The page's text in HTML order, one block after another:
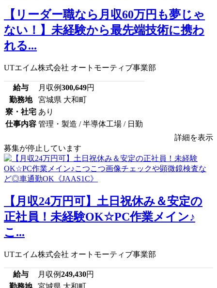
【リーダー職なら月収60万円も夢じゃ
ない！】未経験から最先端技術に携わ
れる...
UTエイム株式会社 オートモーティブ事業部
給与 月収例300,649円
勤務地
宮城県 大和町
寮・社宅 あり
仕事内容 管理・製造 / 半導体工場 / 日勤
詳細を表示
募集が停止しています
【月収24万円可】土日祝休み＆安定の
正社員！未経験OK☆PC作業メイン♪
こ...
UTエイム株式会社 オートモーティブ事業部
給与 月収例249,430円